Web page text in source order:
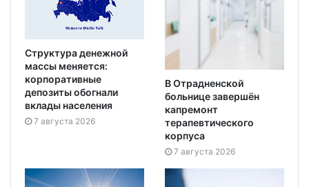
Структура денежной
массы меняется:
корпоративные
депозиты обогнали
вклады населения
7 августа 2026
В Отрадненской
больнице завершён
капремонт
терапевтического
корпуса
7 августа 2026